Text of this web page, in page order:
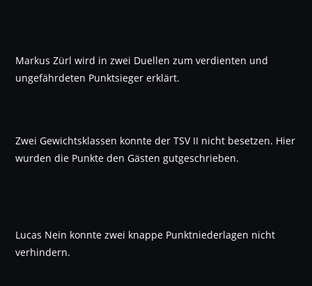
Markus Zürl wird in zwei Duellen zum verdienten und
ungefährdeten Punktsieger erklärt.
Zwei Gewichtsklassen konnte der TSV II nicht besetzen. Hier
wurden die Punkte den Gästen gutgeschrieben.
Lucas Nein konnte zwei knappe Punktniederlagen nicht
verhindern.